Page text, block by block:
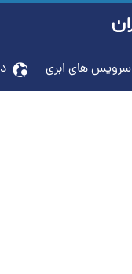
سرویس‌ های ابری